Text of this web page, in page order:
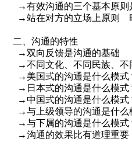
→有效沟通的三个基本原则
→站在对方的立场上原则
二、沟通的特性
→双向反馈是沟通的基础
→不同文化、不同民族、不
→美国式的沟通是什么模式
→日本式的沟通是什么模式
→中国式的沟通是什么模式
→与上级领导的沟通是什么
→与下属的沟通是什么模式
→沟通的效果比有道理重要